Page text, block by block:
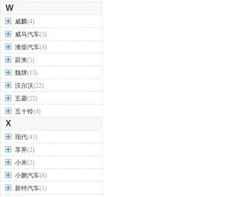
W
威麟(4)
威马汽车(3)
潍柴汽车(4)
蔚来(5)
魏牌(13)
沃尔沃(22)
五菱(25)
五十铃(4)
X
现代(41)
享界(2)
小米(2)
小鹏汽车(8)
新特汽车(1)